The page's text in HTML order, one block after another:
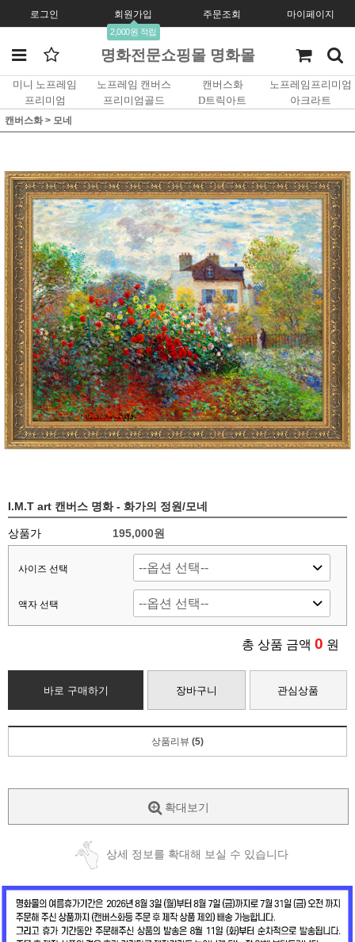
로그인 회원가입
2,000원 적립
주문조회 마이페이지
명화전문쇼핑몰 명화몰
미니 노프레임 노프레임 캔버스 캔버스화
노프레임프리미엄
프리미엄
프리미엄골드 D트릭아트 아크라트
캔버스화> 모네
I.M.T art 캔버스 명화 - 화가의 정원/모네
상품가 195,000원
사이즈 선택
액자 선택
총 상품 금액 0 원
바로 구매하기 장바구니 관심상품
상품리뷰 (5)
확대보기
상세 정보를 확대해 보실 수 있습니다